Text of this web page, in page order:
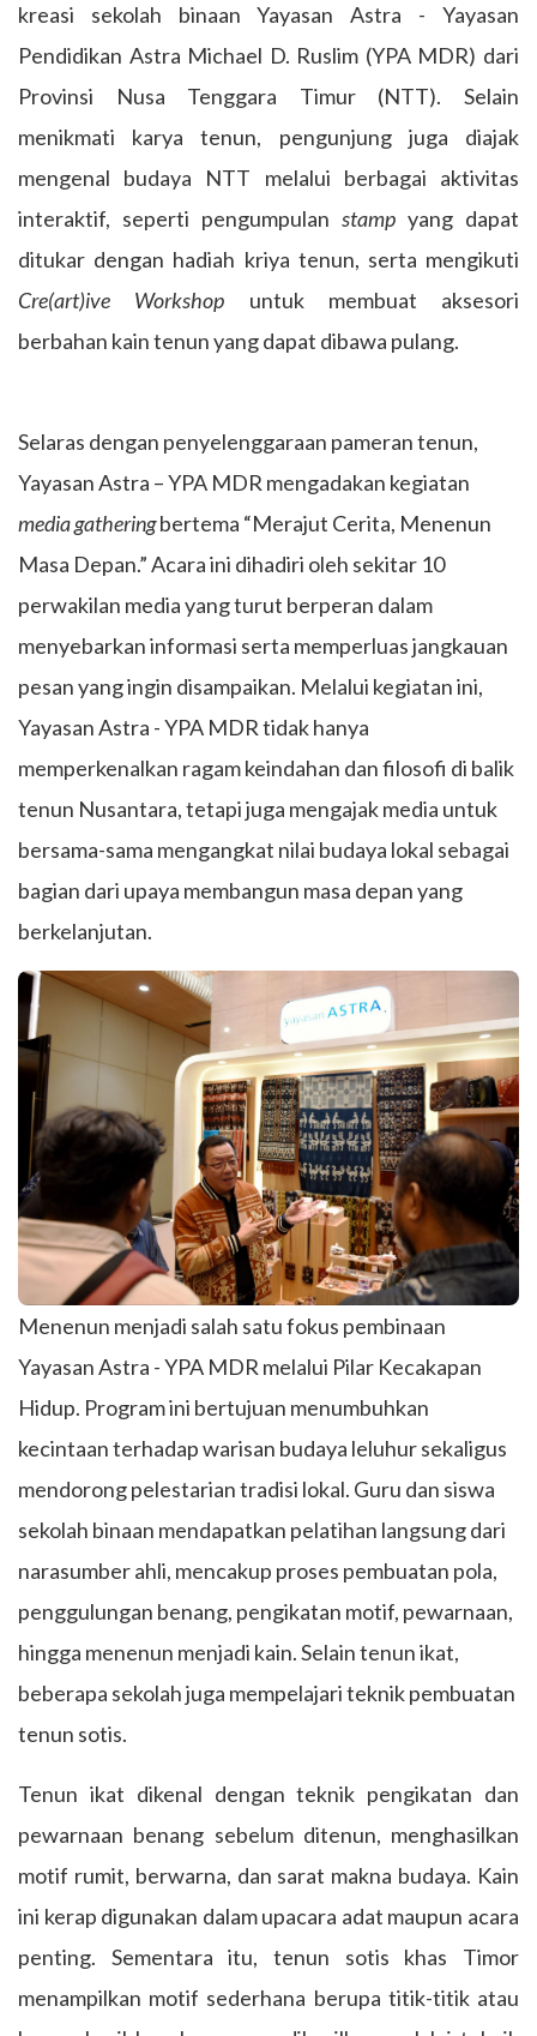
kreasi sekolah binaan Yayasan Astra - Yayasan
Pendidikan Astra Michael D. Ruslim (YPA MDR) dari
Provinsi Nusa Tenggara Timur (NTT). Selain
menikmati karya tenun, pengunjung juga diajak
mengenal budaya NTT melalui berbagai aktivitas
interaktif, seperti pengumpulan stamp yang dapat
ditukar dengan hadiah kriya tenun, serta mengikuti
Cre(art)ive Workshop untuk membuat aksesori
berbahan kain tenun yang dapat dibawa pulang.
Selaras dengan penyelenggaraan pameran tenun,
Yayasan Astra – YPA MDR mengadakan kegiatan
media gatheringbertema “Merajut Cerita, Menenun
Masa Depan.” Acara ini dihadiri oleh sekitar 10
perwakilan media yang turut berperan dalam
menyebarkan informasi serta memperluas jangkauan
pesan yang ingin disampaikan. Melalui kegiatan ini,
Yayasan Astra - YPA MDR tidak hanya
memperkenalkan ragam keindahan dan filosofi di balik
tenun Nusantara, tetapi juga mengajak media untuk
bersama-sama mengangkat nilai budaya lokal sebagai
bagian dari upaya membangun masa depan yang
berkelanjutan.
Menenun menjadi salah satu fokus pembinaan
Yayasan Astra - YPA MDR melalui Pilar Kecakapan
Hidup. Program ini bertujuan menumbuhkan
kecintaan terhadap warisan budaya leluhur sekaligus
mendorong pelestarian tradisi lokal. Guru dan siswa
sekolah binaan mendapatkan pelatihan langsung dari
narasumber ahli, mencakup proses pembuatan pola,
penggulungan benang, pengikatan motif, pewarnaan,
hingga menenun menjadi kain. Selain tenun ikat,
beberapa sekolah juga mempelajari teknik pembuatan
tenun sotis.
Tenun ikat dikenal dengan teknik pengikatan dan
pewarnaan benang sebelum ditenun, menghasilkan
motif rumit, berwarna, dan sarat makna budaya. Kain
ini kerap digunakan dalam upacara adat maupun acara
penting. Sementara itu, tenun sotis khas Timor
menampilkan motif sederhana berupa titik-titik atau